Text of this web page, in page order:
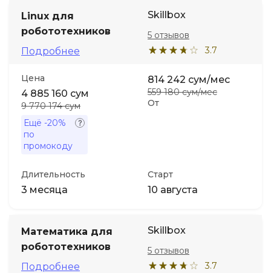
Linux для
робототехников
Подробнее
Skillbox
3.7
5 отзывов
Цена
4 885 160 сум
9 770 174 сум
Ещё -20%
по
промокоду
От
814 242 сум/мес
559 180 сум/мес
Длительность
3 месяца
Старт
10 августа
Математика для
робототехников
Подробнее
Skillbox
3.7
5 отзывов